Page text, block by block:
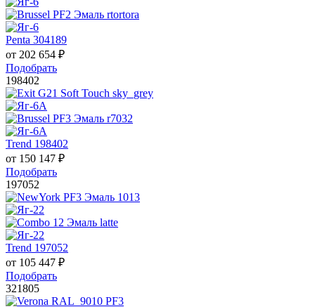
Penta 304189
от 202 654 ₽
Подобрать
198402
Trend 198402
от 150 147 ₽
Подобрать
197052
Trend 197052
от 105 447 ₽
Подобрать
321805